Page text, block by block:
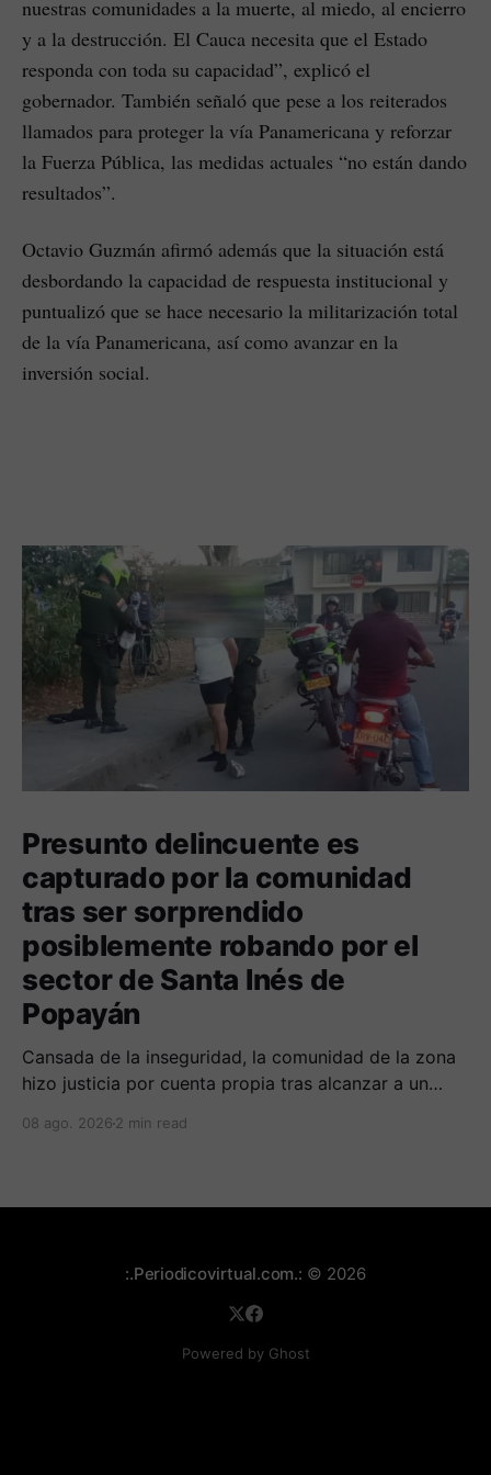
nuestras comunidades a la muerte, al miedo, al encierro
y a la destrucción. El Cauca necesita que el Estado
responda con toda su capacidad”, explicó el
gobernador. También señaló que pese a los reiterados
llamados para proteger la vía Panamericana y reforzar
la Fuerza Pública, las medidas actuales “no están dando
resultados”.
Octavio Guzmán afirmó además que la situación está
desbordando la capacidad de respuesta institucional y
puntualizó que se hace necesario la militarización total
de la vía Panamericana, así como avanzar en la
inversión social.
Presunto delincuente es
capturado por la comunidad
tras ser sorprendido
posiblemente robando por el
sector de Santa Inés de
Popayán
Cansada de la inseguridad, la comunidad de la zona
hizo justicia por cuenta propia tras alcanzar a un
comuna cuatro. La gente pedía que lo incineraran,
08 ago. 2026 2 min read
:.Periodicovirtual.com.: © 2026
Powered by Ghost